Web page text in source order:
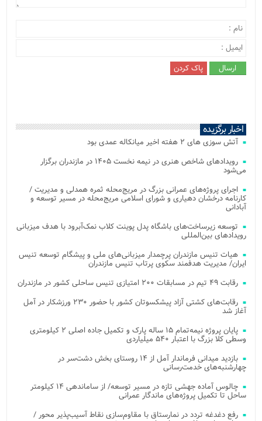
اخبار برگزیده
آتش‌ سوزی‌ های ۲ هفته اخیر میانکاله عمدی بود
رویدادهای شاخص هنری در نیمه نخست ۱۴۰۵ در مازندران برگزار
می‌شود
اجرای پروژه‌های عمرانی بزرگ در مریج‌محله ثمره همدلی و مدیریت /
کارنامه درخشان دهیاری و شورای اسلامی مریج‌محله در مسیر توسعه و
آبادانی
توسعه زیرساخت‌های باشگاه پدل پوینت کلاب نمک‌آبرود با هدف میزبانی
رویدادهای بین‌المللی
هیات تنیس مازندران پرچمدار میزبانی‌های ملی و پیشگام توسعه تنیس
ایران/ مدیریت هدفمند سکوی پرتاب تنیس مازندران
رقابت ۴۹ تیم در مسابقات ۲۰۰ امتیازی تنیس ساحلی کشور در مازندران
رقابت‌های کشتی آزاد پیشکسوتان کشور با حضور ۲۳۰ ورزشکار در آمل
آغاز شد
پایان پروژه نیمه‌تمام ۱۵ ساله پارک و تکمیل جاده اصلی ۲ کیلومتری
وسطی کلا بزرگ با اعتبار ۵۴۰ میلیاردی
بازدید میدانی فرماندار آمل از ۱۴ روستای بخش دشت‌سر در
چهارشنبه‌های خدمت‌رسانی
چالوس آماده جهشی تازه در مسیر توسعه/ از ساماندهی ۱۴ کیلومتر
ساحل تا تکمیل پروژه‌های ماندگار عمرانی
رفع دغدغه تردد در نمارستاق با مقاوم‌سازی نقاط آسیب‌پذیر محور /